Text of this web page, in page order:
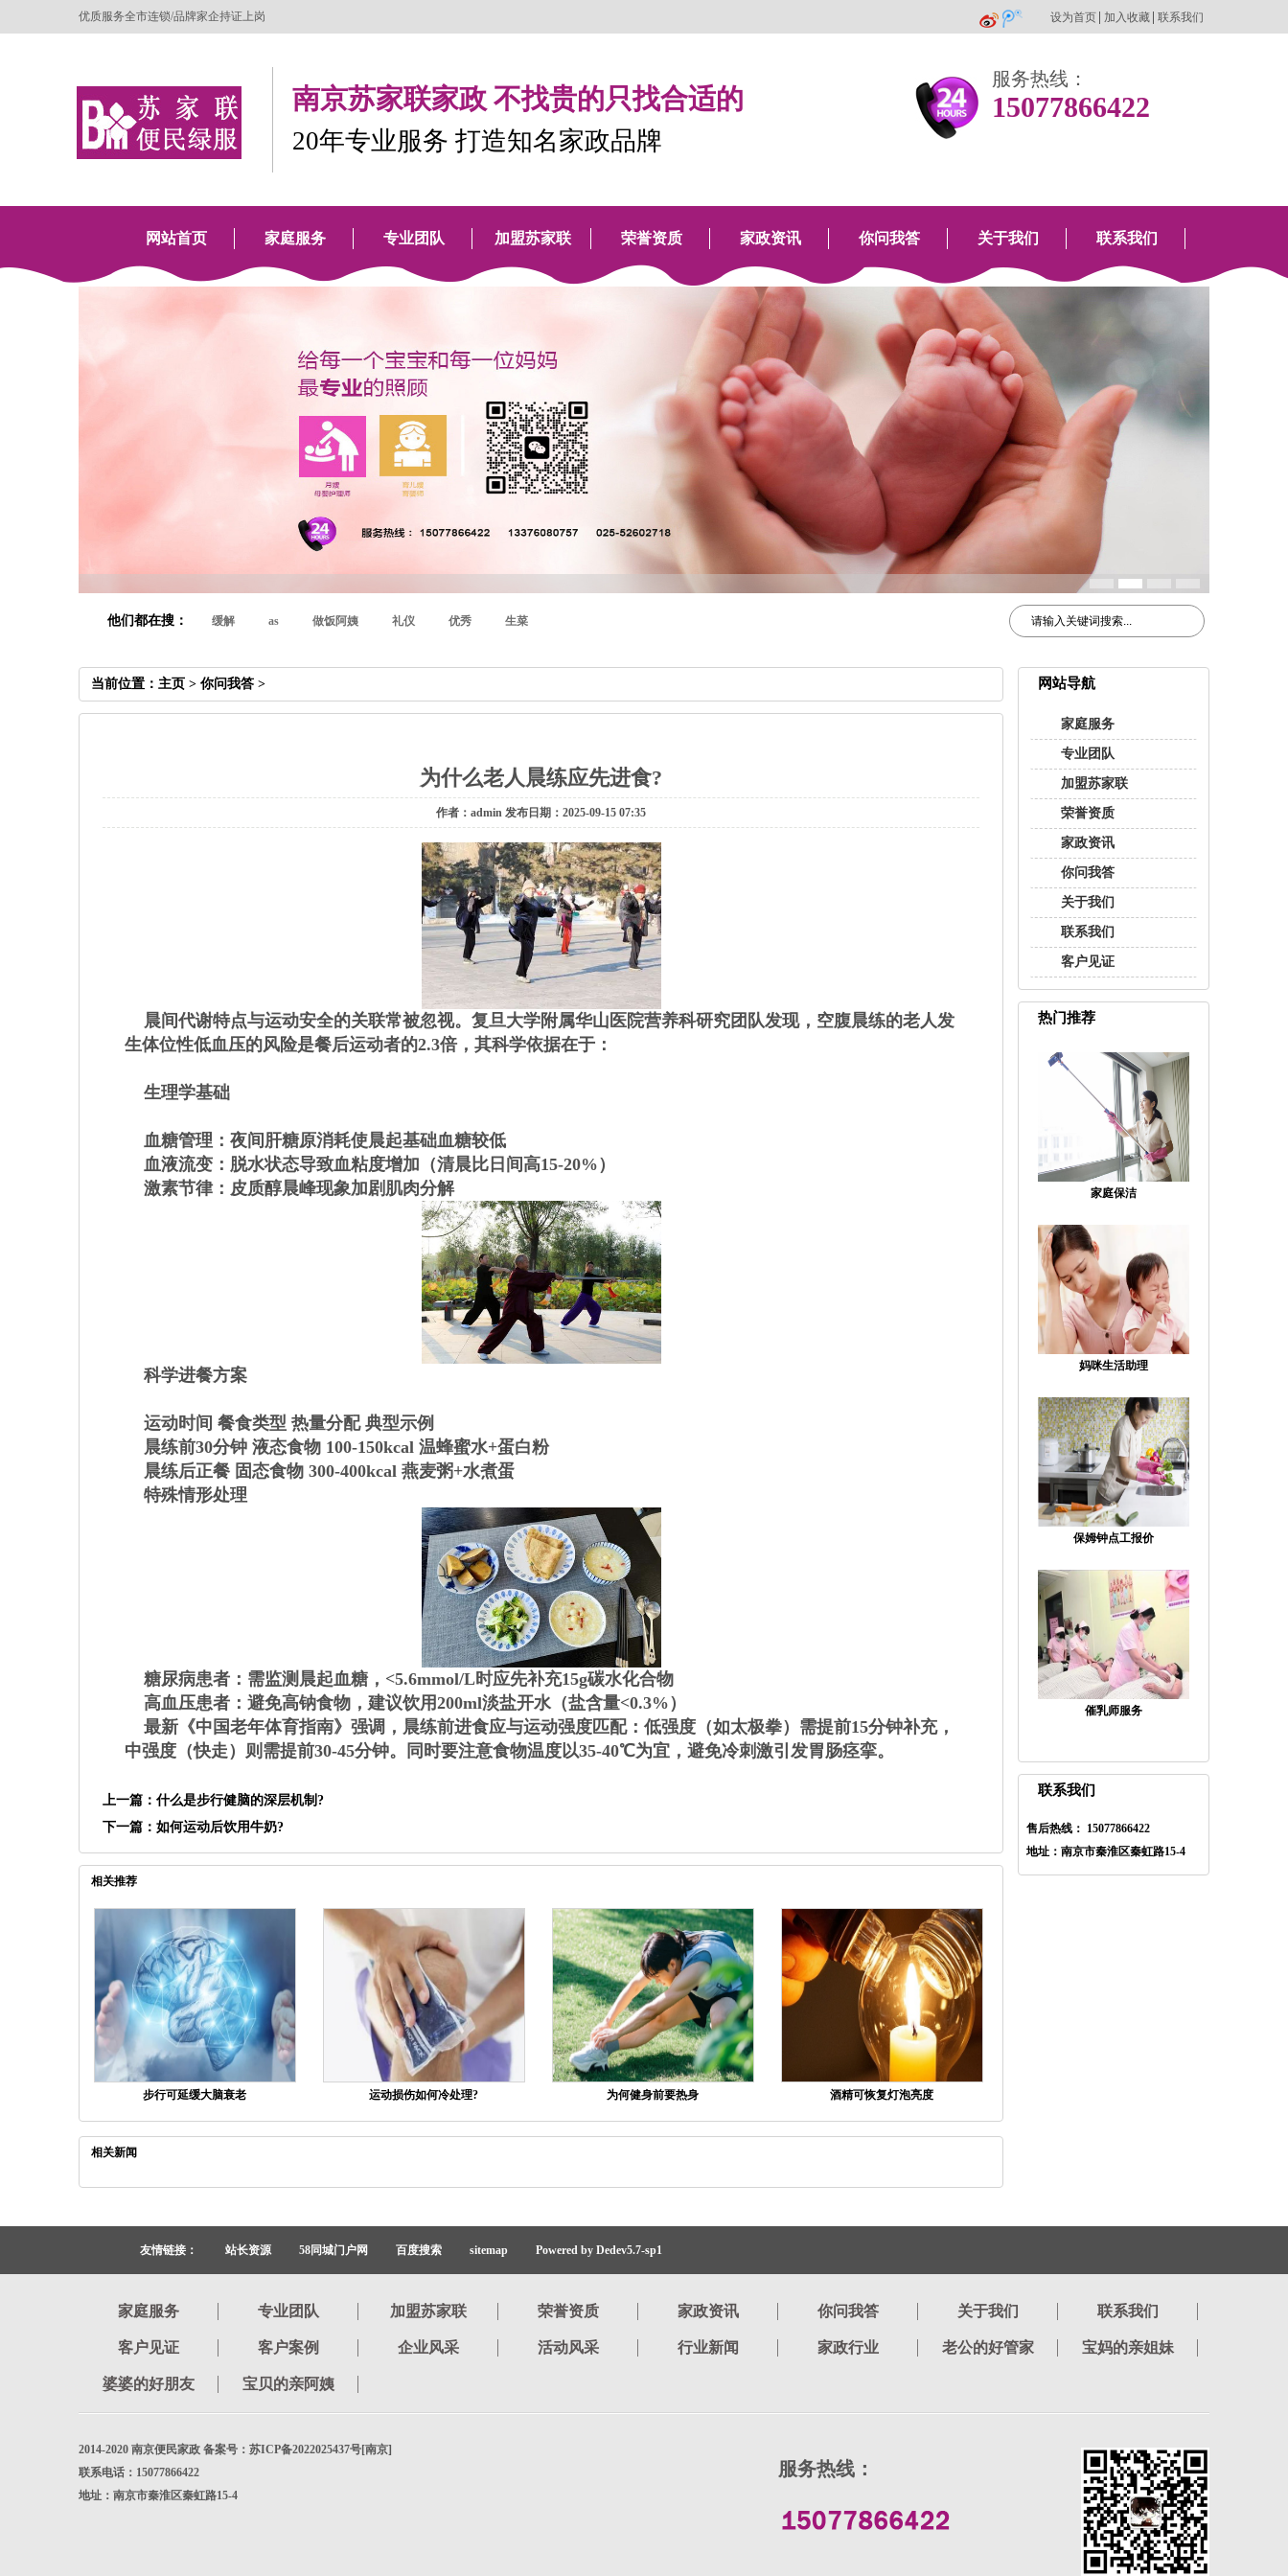
优质服务全市连锁/品牌家企持证上岗 设为首页 加入收藏 联系我们
南京苏家联家政 不找贵的只找合适的
20年专业服务 打造知名家政品牌
服务热线：
15077866422
网站首页 家庭服务 专业团队 加盟苏家联 荣誉资质 家政资讯 你问我答 关于我们 联系我们
他们都在搜： 缓解 as 做饭阿姨 礼仪 优秀 生菜
网站导航
家庭服务
专业团队
加盟苏家联
荣誉资质
家政资讯
你问我答
关于我们
联系我们
客户见证
热门推荐
家庭保洁
妈咪生活助理
保姆钟点工报价
催乳师服务
联系我们
售后热线： 15077866422
地址：南京市秦淮区秦虹路15-4
当前位置： 主页 > 你问我答 >
为什么老人晨练应先进食?
作者：admin 发布日期：2025-09-15 07:35
晨间代谢特点与运动安全的关联常被忽视。复旦大学附属华山医院营养科研究团队发现，空腹晨练的老人发
生体位性低血压的风险是餐后运动者的2.3倍，其科学依据在于：
生理学基础
血糖管理：夜间肝糖原消耗使晨起基础血糖较低
血液流变：脱水状态导致血粘度增加（清晨比日间高15-20%）
激素节律：皮质醇晨峰现象加剧肌肉分解
科学进餐方案
运动时间 餐食类型 热量分配 典型示例
晨练前30分钟 液态食物 100-150kcal 温蜂蜜水+蛋白粉
晨练后正餐 固态食物 300-400kcal 燕麦粥+水煮蛋
特殊情形处理
糖尿病患者：需监测晨起血糖，<5.6mmol/L时应先补充15g碳水化合物
高血压患者：避免高钠食物，建议饮用200ml淡盐开水（盐含量<0.3%）
最新《中国老年体育指南》强调，晨练前进食应与运动强度匹配：低强度（如太极拳）需提前15分钟补充，
中强度（快走）则需提前30-45分钟。同时要注意食物温度以35-40℃为宜，避免冷刺激引发胃肠痉挛。
上一篇： 什么是步行健脑的深层机制?
下一篇： 如何运动后饮用牛奶?
相关推荐
步行可延缓大脑衰老 运动损伤如何冷处理? 为何健身前要热身 酒精可恢复灯泡亮度
相关新闻
友情链接： 站长资源 58同城门户网 百度搜索 sitemap Powered by Dedev5.7-sp1
家庭服务 专业团队 加盟苏家联 荣誉资质 家政资讯 你问我答 关于我们 联系我们
客户见证 客户案例 企业风采 活动风采 行业新闻 家政行业 老公的好管家 宝妈的亲姐妹
婆婆的好朋友 宝贝的亲阿姨
2014-2020 南京便民家政 备案号：苏ICP备2022025437号[南京]
联系电话：15077866422
地址：南京市秦淮区秦虹路15-4
服务热线：